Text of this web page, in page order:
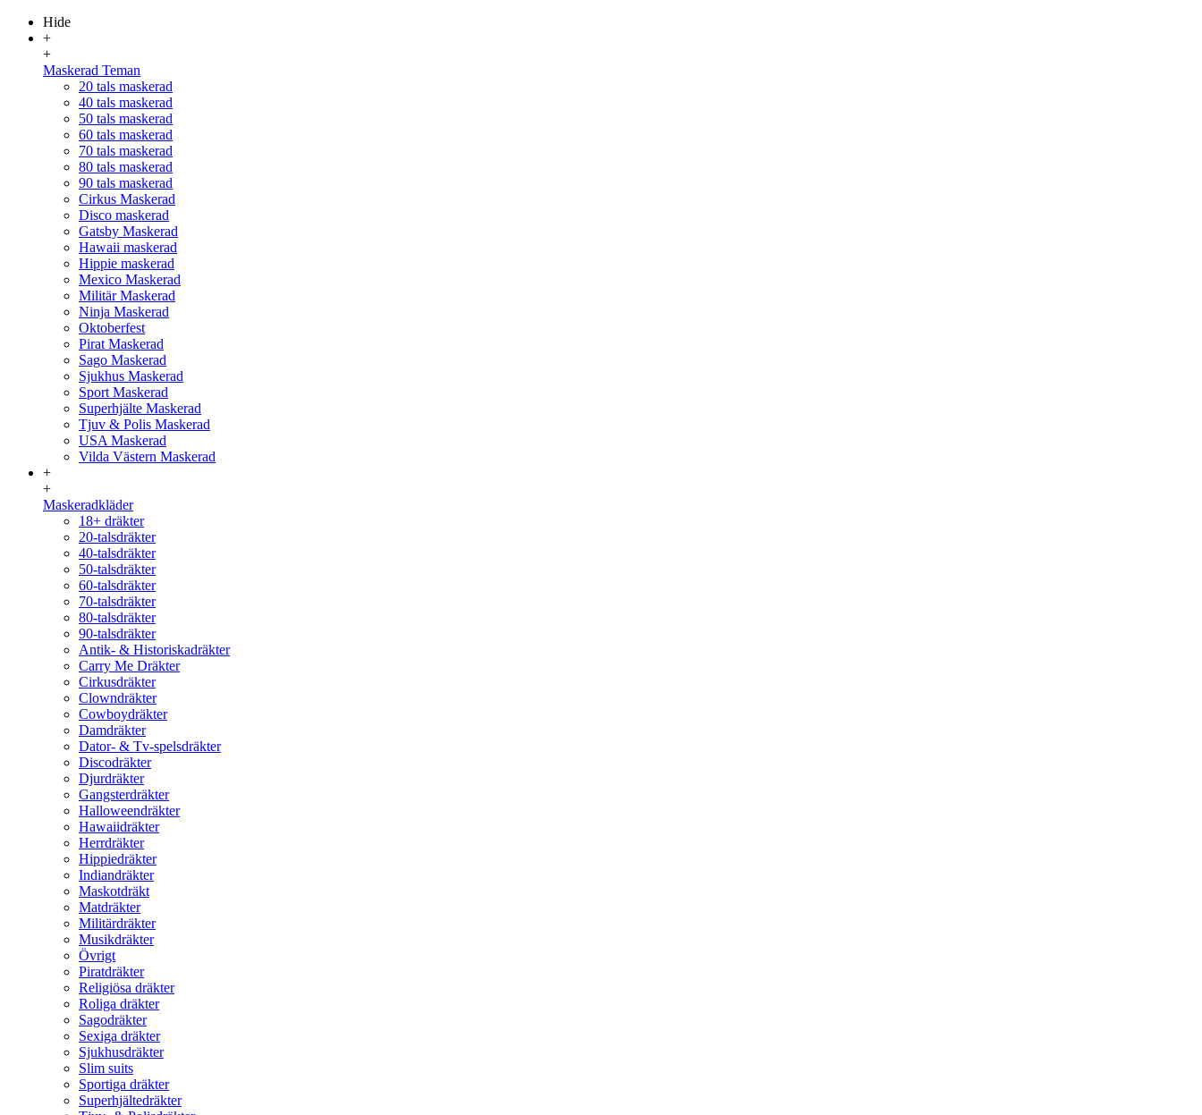
Hide
+
+
Maskerad Teman
20 tals maskerad
40 tals maskerad
50 tals maskerad
60 tals maskerad
70 tals maskerad
80 tals maskerad
90 tals maskerad
Cirkus Maskerad
Disco maskerad
Gatsby Maskerad
Hawaii maskerad
Hippie maskerad
Mexico Maskerad
Militär Maskerad
Ninja Maskerad
Oktoberfest
Pirat Maskerad
Sago Maskerad
Sjukhus Maskerad
Sport Maskerad
Superhjälte Maskerad
Tjuv & Polis Maskerad
USA Maskerad
Vilda Västern Maskerad
+
+
Maskeradkläder
18+ dräkter
20-talsdräkter
40-talsdräkter
50-talsdräkter
60-talsdräkter
70-talsdräkter
80-talsdräkter
90-talsdräkter
Antik- & Historiskadräkter
Carry Me Dräkter
Cirkusdräkter
Clowndräkter
Cowboydräkter
Damdräkter
Dator- & Tv-spelsdräkter
Discodräkter
Djurdräkter
Gangsterdräkter
Halloweendräkter
Hawaiidräkter
Herrdräkter
Hippiedräkter
Indiandräkter
Maskotdräkt
Matdräkter
Militärdräkter
Musikdräkter
Övrigt
Piratdräkter
Religiösa dräkter
Roliga dräkter
Sagodräkter
Sexiga dräkter
Sjukhusdräkter
Slim suits
Sportiga dräkter
Superhjältedräkter